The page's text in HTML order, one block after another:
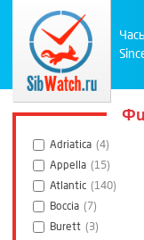
Adriatica (4)
Appella (15)
Atlantic (140)
Boccia (7)
Burett (3)